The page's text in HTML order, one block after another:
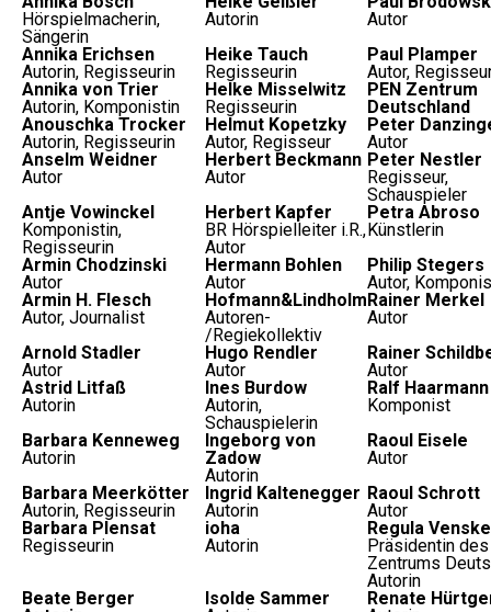
Hörspielmacherin,
Sängerin
Autorin
Autor
Annika Erichsen
Autorin, Regisseurin
Heike Tauch
Regisseurin
Paul Plamper
Autor,
Annika von Trier
Autorin, Komponistin
Helke Misselwitz
Regisseurin
PEN Zentrum
Deutschland
Anouschka Trocker
Autorin, Regisseurin
Helmut Kopetzky
Autor, Regisseur
Peter
Autor
Anselm Weidner
Autor
Herbert Beckmann
Autor
Peter Nestler
Regisseur,
Schauspieler
Antje Vowinckel
Komponistin,
Regisseurin
Herbert Kapfer
BR Hörspielleiter i.R.,
Autor
Petra Abroso
Künstlerin
Armin Chodzinski
Autor
Hermann Bohlen
Autor
Philip Stegers
Autor,
Armin H. Flesch
Autor, Journalist
Hofmann&Lindholm
Autoren-
/Regiekollektiv
Rainer Merkel
Autor
Arnold Stadler
Autor
Hugo Rendler
Autor
Rainer
Autor
Astrid Litfaß
Autorin
Ines Burdow
Autorin,
Schauspielerin
Ralf Haarmann
Komponist
Barbara Kenneweg
Autorin
Ingeborg von
Zadow
Autorin
Raoul Eisele
Autor
Barbara Meerkötter
Autorin, Regisseurin
Ingrid Kaltenegger
Autorin
Raoul Schrott
Autor
Barbara Plensat
Regisseurin
ioha
Autorin
Regula Venske
Präsidentin
Zentrums
Autorin
Beate Berger
Isolde Sammer
Renate